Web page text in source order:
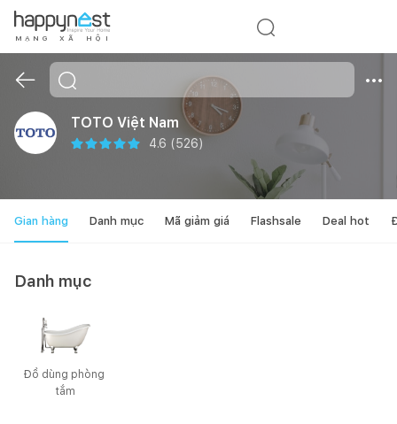
M Ạ N G X Ã H Ộ I
TOTO Việt Nam
4.6 (526)
Gian hàng Danh mục Mã giảm giá Flashsale Deal hot
Danh mục
Đồ dùng phòng
tắm